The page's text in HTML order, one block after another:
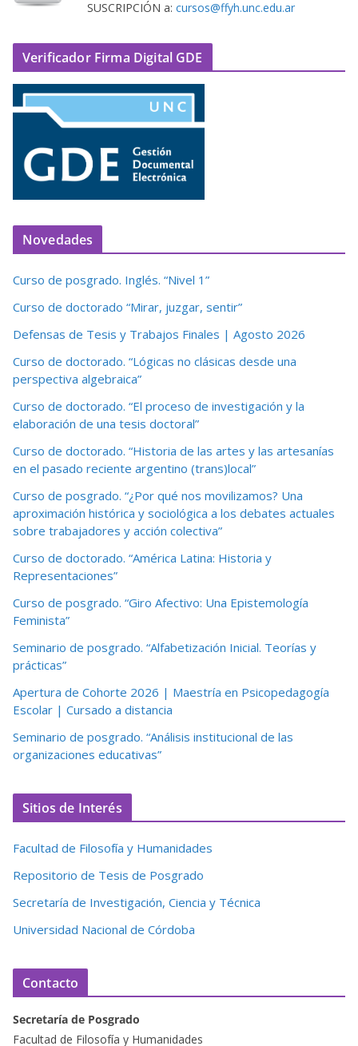
SUSCRIPCIÓN a: cursos@ffyh.unc.edu.ar
Verificador Firma Digital GDE
Novedades
Curso de posgrado. Inglés. “Nivel 1”
Curso de doctorado “Mirar, juzgar, sentir”
Defensas de Tesis y Trabajos Finales | Agosto 2026
Curso de doctorado. “Lógicas no clásicas desde una
perspectiva algebraica”
Curso de doctorado. “El proceso de investigación y la
elaboración de una tesis doctoral”
Curso de doctorado. “Historia de las artes y las artesanías
en el pasado reciente argentino (trans)local”
Curso de posgrado. “¿Por qué nos movilizamos? Una
aproximación histórica y sociológica a los debates actuales
sobre trabajadores y acción colectiva”
Curso de doctorado. “América Latina: Historia y
Representaciones”
Curso de posgrado. “Giro Afectivo: Una Epistemología
Feminista”
Seminario de posgrado. “Alfabetización Inicial. Teorías y
prácticas”
Apertura de Cohorte 2026 | Maestría en Psicopedagogía
Escolar | Cursado a distancia
Seminario de posgrado. “Análisis institucional de las
organizaciones educativas”
Sitios de Interés
Facultad de Filosofía y Humanidades
Repositorio de Tesis de Posgrado
Secretaría de Investigación, Ciencia y Técnica
Universidad Nacional de Córdoba
Contacto
Secretaría de Posgrado
Facultad de Filosofía y Humanidades